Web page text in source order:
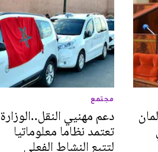
مجتمع
دعم مهنيي النقل..الوزارة
تعتمد نظاما معلوماتيا
لتتبع النشاط الفعلي